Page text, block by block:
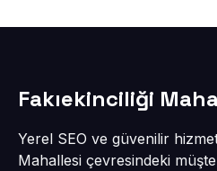
Fakıekinciliği
Yerel SEO ve güvenilir
Mahallesi çevresindeki